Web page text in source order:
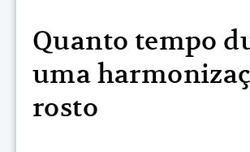
Quanto tempo
uma
rosto